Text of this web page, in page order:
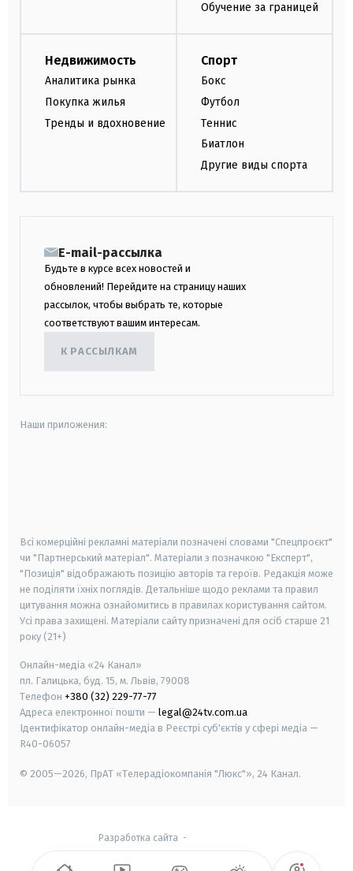
Обучение за границей
Недвижимость
Аналитика рынка
Покупка жилья
Тренды и вдохновение
Спорт
Бокс
Футбол
Теннис
Биатлон
Другие виды спорта
E-mail-рассылка
Будьте в курсе всех новостей и
обновлений! Перейдите на страницу наших
рассылок, чтобы выбрать те, которые
соответствуют вашим интересам.
К РАССЫЛКАМ
Наши приложения:
Всі комерційні рекламні матеріали позначені словами "Спецпроєкт"
чи "Партнерський матеріал". Матеріали з позначкою "Експерт",
"Позиція" відображають позицію авторів та героїв. Редакція може
не поділяти їхніх поглядів. Детальніше щодо реклами та правил
цитування можна ознайомитись в правилах користування сайтом.
Усі права захищені. Матеріали сайту призначені для осіб старше 21
року (21+)
Онлайн-медіа «24 Канал»
пл. Галицька, буд. 15, м. Львів, 79008
Телефон +380 (32) 229-77-77
Адреса електронної пошти — legal@24tv.com.ua
Ідентифікатор онлайн-медіа в Реєстрі суб'єктів у сфері медіа —
R40-06057
© 2005—2026, ПрАТ «Телерадіокомпанія "Люкс"», 24 Канал.
Разработка сайта -